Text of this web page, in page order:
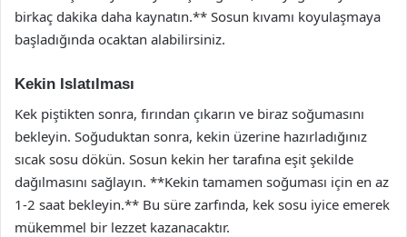
birkaç dakika daha kaynatın.** Sosun kıvamı koyulaşmaya
başladığında ocaktan alabilirsiniz.
Kekin Islatılması
Kek piştikten sonra, fırından çıkarın ve biraz soğumasını
bekleyin. Soğuduktan sonra, kekin üzerine hazırladığınız
sıcak sosu dökün. Sosun kekin her tarafına eşit şekilde
dağılmasını sağlayın. **Kekin tamamen soğuması için en az
1-2 saat bekleyin.** Bu süre zarfında, kek sosu iyice emerek
mükemmel bir lezzet kazanacaktır.